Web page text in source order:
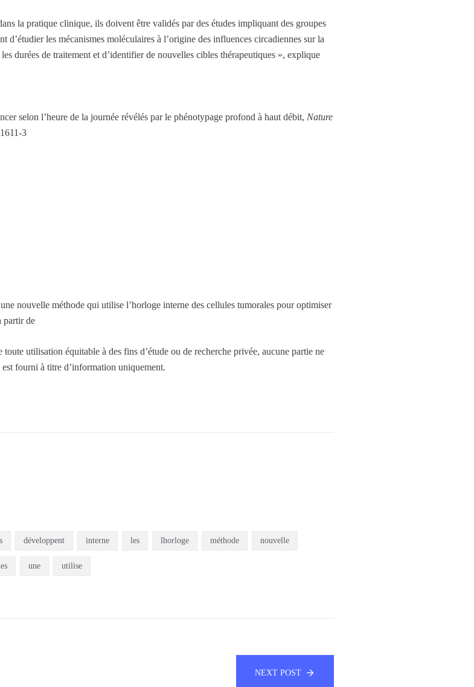
la pratique clinique, ils doivent être validés par des études impliquant des groupes
d’étudier les mécanismes moléculaires à l’origine des influences circadiennes sur la
durées de traitement et d’identifier de nouvelles cibles thérapeutiques », explique
selon l’heure de la journée révélés par le phénotypage profond à haut débit, Nature
3
nouvelle méthode qui utilise l’horloge interne des cellules tumorales pour optimiser
partir de
utilisation équitable à des fins d’étude ou de recherche privée, aucune partie ne
fourni à titre d’information uniquement.
développent interne les lhorloge méthode nouvelle
une utilise
NEXT POST